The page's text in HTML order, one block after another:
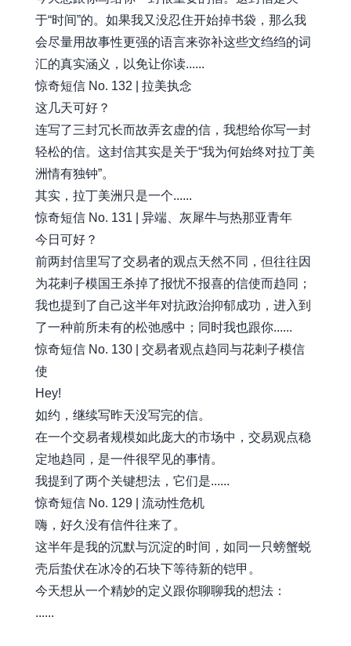
于“时间”的。如果我又没忍住开始掉书袋，那么我
会尽量用故事性更强的语言来弥补这些文绉绉的词
汇的真实涵义，以免让你读......
惊奇短信 No. 132 | 拉美执念
这几天可好？
连写了三封冗长而故弄玄虚的信，我想给你写一封
轻松的信。这封信其实是关于“我为何始终对拉丁美
洲情有独钟”。
其实，拉丁美洲只是一个......
惊奇短信 No. 131 | 异端、灰犀牛与热那亚青年
今日可好？
前两封信里写了交易者的观点天然不同，但往往因
为花剌子模国王杀掉了报忧不报喜的信使而趋同；
我也提到了自己这半年对抗政治抑郁成功，进入到
了一种前所未有的松弛感中；同时我也跟你......
惊奇短信 No. 130 | 交易者观点趋同与花剌子模信
使
Hey!
如约，继续写昨天没写完的信。
在一个交易者规模如此庞大的市场中，交易观点稳
定地趋同，是一件很罕见的事情。
我提到了两个关键想法，它们是......
惊奇短信 No. 129 | 流动性危机
嗨，好久没有信件往来了。
这半年是我的沉默与沉淀的时间，如同一只螃蟹蜕
壳后蛰伏在冰冷的石块下等待新的铠甲。
今天想从一个精妙的定义跟你聊聊我的想法：
......